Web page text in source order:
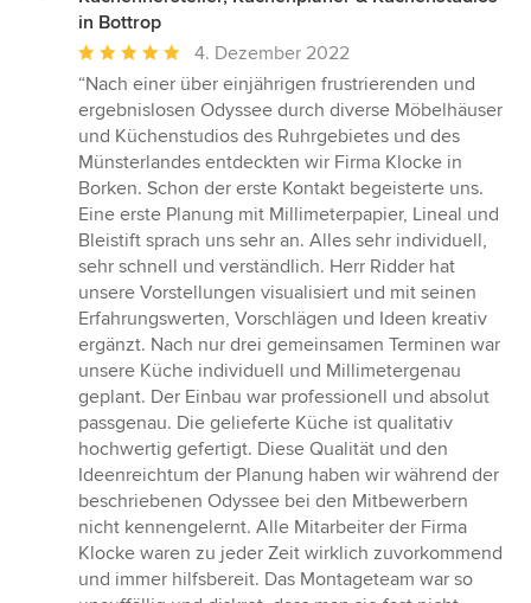
in Bottrop
Durchschnittliche
Bewertung:
5
von
5
Sternen
4. Dezember 2022
“Nach einer über einjährigen frustrierenden und
ergebnislosen Odyssee durch diverse Möbelhäuser
und Küchenstudios des Ruhrgebietes und des
Münsterlandes entdeckten wir Firma Klocke in
Borken. Schon der erste Kontakt begeisterte uns.
Eine erste Planung mit Millimeterpapier, Lineal und
Bleistift sprach uns sehr an. Alles sehr individuell,
sehr schnell und verständlich. Herr Ridder hat
unsere Vorstellungen visualisiert und mit seinen
Erfahrungswerten, Vorschlägen und Ideen kreativ
ergänzt. Nach nur drei gemeinsamen Terminen war
unsere Küche individuell und Millimetergenau
geplant. Der Einbau war professionell und absolut
passgenau. Die gelieferte Küche ist qualitativ
hochwertig gefertigt. Diese Qualität und den
Ideenreichtum der Planung haben wir während der
beschriebenen Odyssee bei den Mitbewerbern
nicht kennengelernt. Alle Mitarbeiter der Firma
Klocke waren zu jeder Zeit wirklich zuvorkommend
und immer hilfsbereit. Das Montageteam war so